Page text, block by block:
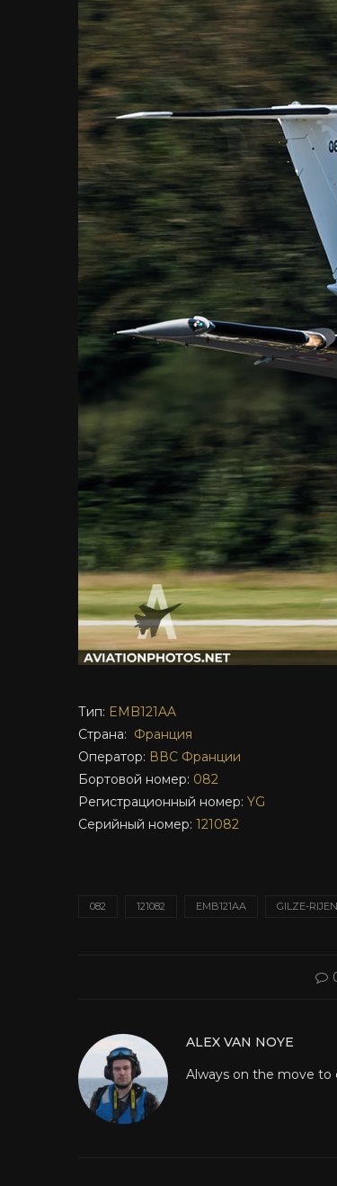
Тип: EMB121AA
Страна: Франция
Оператор: ВВС Франции
Бортовой номер: 082
Регистрационный номер: YG
Серийный номер: 121082
082 121082 EMB121AA GILZE-RIJEN
ALEX VAN NOYE
Always on the move to